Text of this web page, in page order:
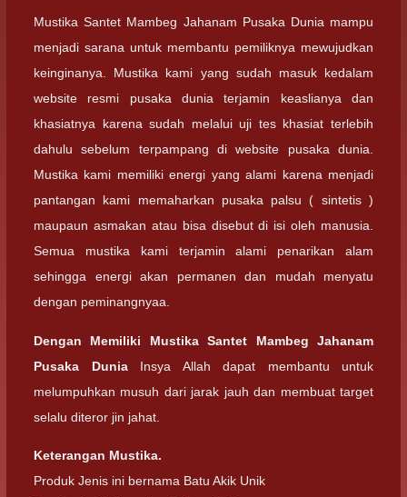
Mustika Santet Mambeg Jahanam Pusaka Dunia mampu
menjadi sarana untuk membantu pemiliknya mewujudkan
keinginanya. Mustika kami yang sudah masuk kedalam
website resmi pusaka dunia terjamin keaslianya dan
khasiatnya karena sudah melalui uji tes khasiat terlebih
dahulu sebelum terpampang di website pusaka dunia.
Mustika kami memiliki energi yang alami karena menjadi
pantangan kami memaharkan pusaka palsu ( sintetis )
maupaun asmakan atau bisa disebut di isi oleh manusia.
Semua mustika kami terjamin alami penarikan alam
sehingga energi akan permanen dan mudah menyatu
dengan peminangnyaa.
Dengan Memiliki Mustika Santet Mambeg Jahanam
Pusaka Dunia Insya Allah dapat membantu untuk
melumpuhkan musuh dari jarak jauh dan membuat target
selalu diteror jin jahat.
Keterangan Mustika.
Produk Jenis ini bernama Batu Akik Unik